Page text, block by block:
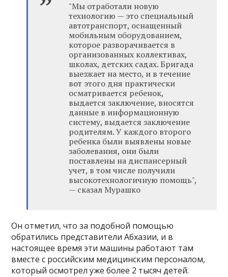
"Мы отработали новую
технологию — это специальный
автотранспорт, оснащенный
мобильным оборудованием,
которое разворачивается в
организованных коллективах,
школах, детских садах. Бригада
выезжает на место, и в течение
вот этого дня практически
осматривается ребенок,
выдается заключение, вносятся
данные в информационную
систему, выдается заключение
родителям. У каждого второго
ребенка были выявлены новые
заболевания, они были
поставлены на диспансерный
учет, в том числе получили
высокотехнологичную помощь",
— сказал Мурашко
Он отметил, что за подобной помощью
обратились представители Абхазии, и в
настоящее время эти машины работают там
вместе с российским медицинским персоналом,
который осмотрел уже более 2 тысяч детей.